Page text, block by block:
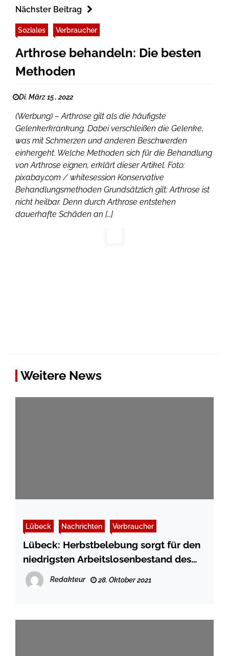
Nächster Beitrag
Soziales Verbraucher
Arthrose behandeln: Die besten
Methoden
Di. März 15 , 2022
(Werbung) – Arthrose gilt als die häufigste
Gelenkerkrankung. Dabei verschleißen die Gelenke,
was mit Schmerzen und anderen Beschwerden
einhergeht. Welche Methoden sich für die Behandlung
von Arthrose eignen, erklärt dieser Artikel. Foto:
pixabay.com / whitesession Konservative
Behandlungsmethoden Grundsätzlich gilt: Arthrose ist
nicht heilbar. Denn durch Arthrose entstehen
dauerhafte Schäden an […]
Weitere News
Lübeck Nachrichten Verbraucher
Lübeck: Herbstbelebung sorgt für den
niedrigsten Arbeitslosenbestand des
Jahres
Redakteur 28. Oktober 2021